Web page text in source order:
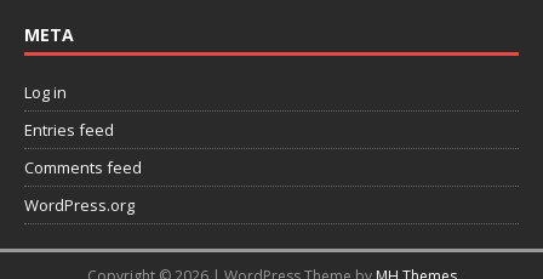
META
Log in
Entries feed
Comments feed
WordPress.org